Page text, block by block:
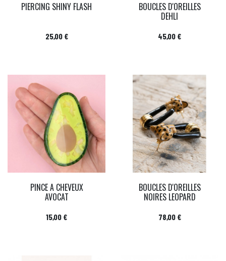
PIERCING SHINY FLASH
Prix
25,00 €
BOUCLES D'OREILLES
DEHLI
Prix
45,00 €
PINCE A CHEVEUX
AVOCAT
Prix
15,00 €
BOUCLES D'OREILLES
NOIRES LEOPARD
Prix
78,00 €